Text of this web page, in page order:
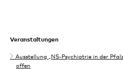
Veranstaltungen
Ausstellung „NS-Psychiatrie in der
offen